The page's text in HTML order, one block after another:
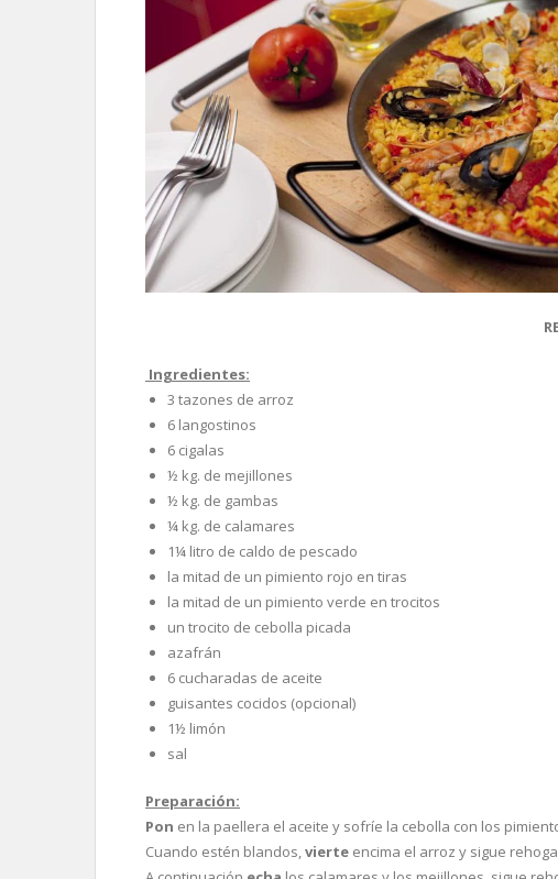
Ingredientes:
3 tazones de arroz
6 langostinos
6 cigalas
½ kg. de mejillones
½ kg. de gambas
¼ kg. de calamares
1¼ litro de caldo de pescado
la mitad de un pimiento rojo en tiras
la mitad de un pimiento verde en trocitos
un trocito de cebolla picada
azafrán
6 cucharadas de aceite
guisantes cocidos (opcional)
1½ limón
sal
Preparación:
Pon en la paellera el aceite y sofríe la cebolla con los
Cuando estén blandos,vierte encima el arroz y sigue